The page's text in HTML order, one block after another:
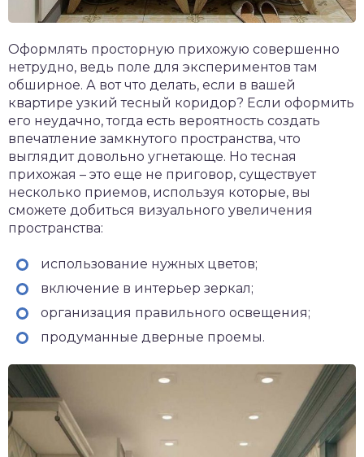
Оформлять просторную прихожую совершенно
нетрудно, ведь поле для экспериментов там
обширное. А вот что делать, если в вашей
квартире узкий тесный коридор? Если оформить
его неудачно, тогда есть вероятность создать
впечатление замкнутого пространства, что
выглядит довольно угнетающе. Но тесная
прихожая – это еще не приговор, существует
несколько приемов, используя которые, вы
сможете добиться визуального увеличения
пространства:
использование нужных цветов;
включение в интерьер зеркал;
организация правильного освещения;
продуманные дверные проемы.